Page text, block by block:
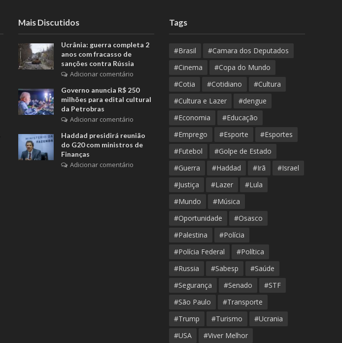
Mais Discutidos
Ucrânia: guerra completa 2
anos com fracasso de
sanções contra Rússia
Adicionar comentário
Governo anuncia R$ 250
milhões para edital cultural
da Petrobras
Adicionar comentário
Haddad presidirá reunião
do G20 com ministros de
Finanças
Adicionar comentário
Tags
#Brasil
#Camara dos Deputados
#Cinema
#Copa do Mundo
#Cotia
#Cotidiano
#Cultura
#Cultura e Lazer
#dengue
#Economia
#Educação
#Emprego
#Esporte
#Esportes
#Futebol
#Golpe de Estado
#Guerra
#Haddad #Irã
#Israel
#Justiça
#Lazer
#Lula
#Mundo
#Música
#Oportunidade
#Osasco
#Palestina
#Polícia
#Polícia Federal
#Política
#Russia
#Sabesp
#Saúde
#Segurança
#Senado
#STF
#São Paulo
#Transporte
#Trump
#Turismo
#Ucrania
#USA
#Viver Melhor